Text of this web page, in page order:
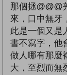
那個拯@@@
來，口中無牙
此是一個又是
書不寫字，他
做人哪有那麼
大，至烈而無